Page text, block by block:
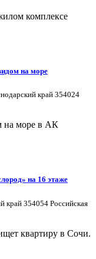
комплексе
на море
край 354024
на море в АК
на 16 этаже
край 354054 Российская
квартиру в Сочи.